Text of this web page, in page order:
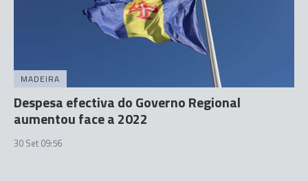
MADEIRA
Despesa efectiva do Governo Regional
aumentou face a 2022
30 Set 09:56